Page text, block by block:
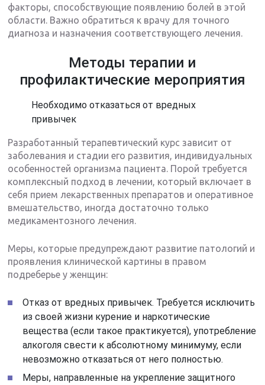
факторы, способствующие появлению болей в этой
области. Важно обратиться к врачу для точного
диагноза и назначения соответствующего лечения.
Методы терапии и
профилактические мероприятия
Необходимо отказаться от вредных
привычек
Разработанный терапевтический курс зависит от
заболевания и стадии его развития, индивидуальных
особенностей организма пациента. Порой требуется
комплексный подход в лечении, который включает в
себя прием лекарственных препаратов и оперативное
вмешательство, иногда достаточно только
медикаментозного лечения.
Меры, которые предупреждают развитие патологий и
проявления клинической картины в правом
подреберье у женщин:
Отказ от вредных привычек. Требуется исключить
из своей жизни курение и наркотические
вещества (если такое практикуется), употребление
алкоголя свести к абсолютному минимуму, если
невозможно отказаться от него полностью.
Меры, направленные на укрепление защитного